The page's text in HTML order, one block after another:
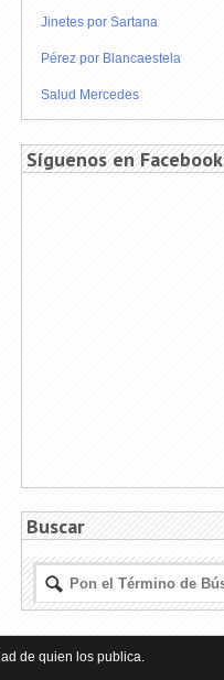
Jinetes por Sartana
Pérez por Blancaestela
Salud Mercedes
Síguenos en Facebook
Buscar
de quien los publica.